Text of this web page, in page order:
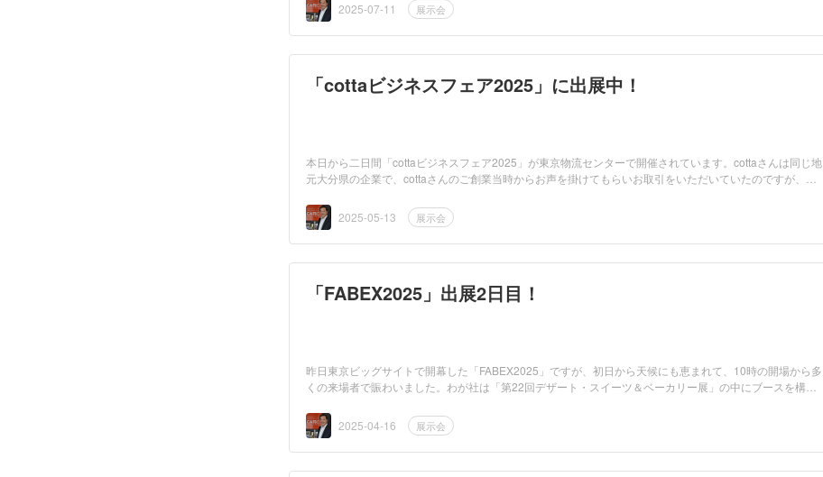
2025-07-11
展示会
「cottaビジネスフェア2025」に出展中！
本日から二日間「cottaビジネスフェア2025」が東京物流センターで開催されています。cottaさんは同じ地
元大分県の企業で、cottaさんのご創業当時からお声を掛けてもらいお取引をいただいていたのですが、今
2025-05-13
展示会
「FABEX2025」出展2日目！
昨日東京ビッグサイトで開幕した「FABEX2025」ですが、初日から天候にも恵まれて、10時の開場から多
くの来場者で賑わいました。わが社は「第22回デザート・スイーツ＆ベーカリー展」の中にブースを構え
2025-04-16
展示会